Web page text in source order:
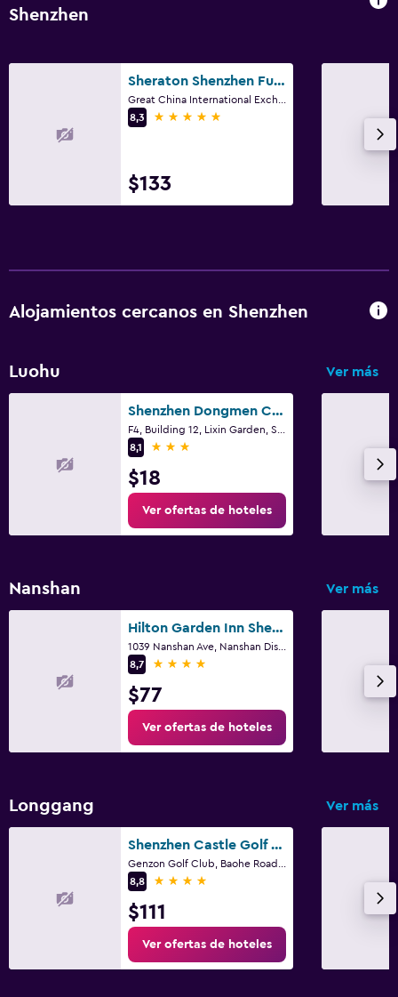
Shenzhen
Sheraton Shenzhen Futian Hotel
8,3
5 estrellas
$133
Alojamientos cercanos en Shenzhen
Luohu Ver más
Shenzhen Dongmen Colour Hotel
8,1
3 estrellas
$18
Ver ofertas de hoteles
Nanshan Ver más
Hilton Garden Inn Shenzhen Nanshan Avenue
8,7
4 estrellas
$77
Ver ofertas de hoteles
Longgang Ver más
Shenzhen Castle Golf Resort
8,8
4 estrellas
$111
Ver ofertas de hoteles